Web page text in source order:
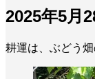
2025年5月
耕運は、ぶどう